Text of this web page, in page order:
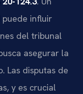
influir
del tribunal
asegurar la
Las disputas de
y es crucial